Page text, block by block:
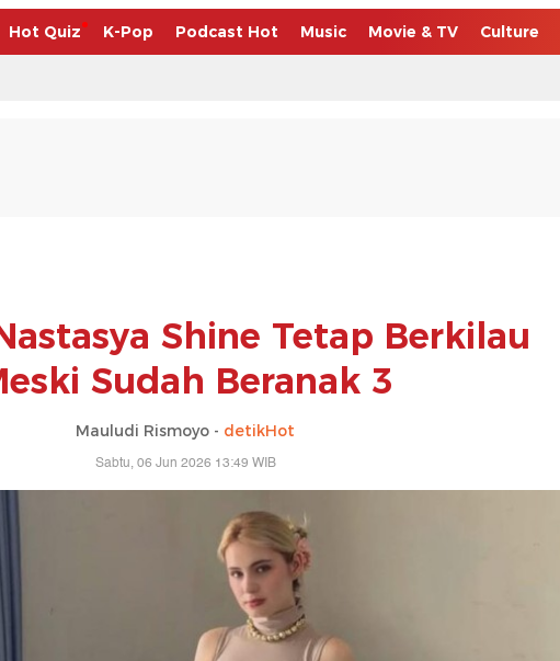
Hot Quiz K-Pop Podcast Hot Music Movie & TV Culture
Shine Tetap Berkilau
Sudah Beranak 3
Mauludi Rismoyo - detikHot
Sabtu, 06 Jun 2026 13:49 WIB